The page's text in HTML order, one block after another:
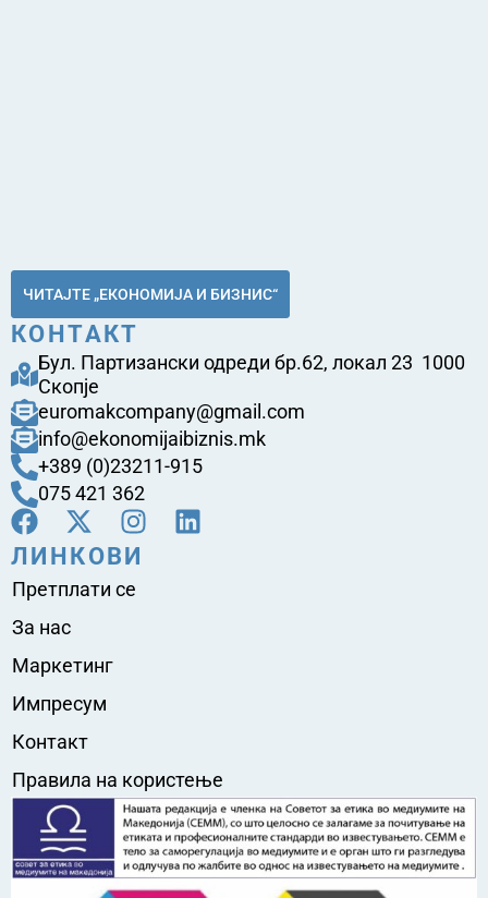
ЧИТАЈТЕ „ЕКОНОМИЈА И БИЗНИС“
КОНТАКТ
Бул. Партизански одреди бр.62, локал 23 1000
Скопје
euromakcompany@gmail.com
info@ekonomijaibiznis.mk
+389 (0)23211-915
075 421 362
ЛИНКОВИ
Претплати се
За нас
Маркетинг
Импресум
Контакт
Правила на користење